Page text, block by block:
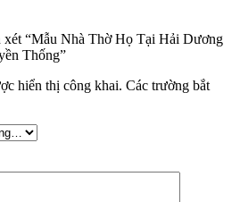
xét “Mẫu Nhà Thờ Họ Tại Hải Dương
Thống”
hiển thị công khai. Các trường bắt